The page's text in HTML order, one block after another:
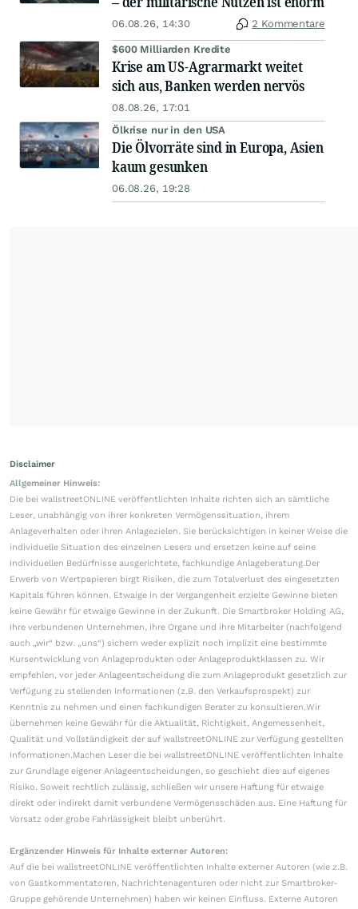
06.08.26, 14:30 2 Kommentare
$600 Milliarden Kredite
Krise am US-Agrarmarkt weitet
sich aus, Banken werden nervös
08.08.26, 17:01
Ölkrise nur in den USA
Die Ölvorräte sind in Europa, Asien
kaum gesunken
06.08.26, 19:28
Disclaimer
Allgemeiner Hinweis:
Die bei wallstreetONLINE veröffentlichten Inhalte richten sich an sämtliche
Leser, unabhängig von ihrer konkreten Vermögenssituation, ihrem
Anlageverhalten oder ihren Anlagezielen. Sie berücksichtigen in keiner Weise die
individuelle Situation des einzelnen Lesers und ersetzen keine auf seine
individuellen Bedürfnisse ausgerichtete, fachkundige Anlageberatung.Der
Erwerb von Wertpapieren birgt Risiken, die zum Totalverlust des eingesetzten
Kapitals führen können. Etwaige in der Vergangenheit erzielte Gewinne bieten
keine Gewähr für etwaige Gewinne in der Zukunft. Die Smartbroker Holding AG,
ihre verbundenen Unternehmen, ihre Organe und ihre Mitarbeiter (nachfolgend
auch „wir“ bzw. „uns“) sichern weder explizit noch implizit eine bestimmte
Kursentwicklung von Anlageprodukten oder Anlageproduktklassen zu. Wir
empfehlen, vor jeder Anlageentscheidung die zum Anlageprodukt gesetzlich zur
Verfügung zu stellenden Informationen (z.B. den Verkaufsprospekt) zur
Kenntnis zu nehmen und einen fachkundigen Berater zu konsultieren.Wir
übernehmen keine Gewähr für die Aktualität, Richtigkeit, Angemessenheit,
Qualität und Vollständigkeit der auf wallstreetONLINE zur Verfügung gestellten
Informationen.Machen Leser die bei wallstreetONLINE veröffentlichten Inhalte
zur Grundlage eigener Anlageentscheidungen, so geschieht dies auf eigenes
Risiko. Soweit rechtlich zulässig, schließen wir unsere Haftung für etwaige
direkt oder indirekt damit verbundene Vermögensschäden aus. Eine Haftung für
Vorsatz oder grobe Fahrlässigkeit bleibt unberührt.
Ergänzender Hinweis für Inhalte externer Autoren:
Auf die bei wallstreetONLINE veröffentlichten Inhalte externer Autoren (wie z.B.
von Gastkommentatoren, Nachrichtenagenturen oder nicht zur Smartbroker-
Gruppe gehörende Unternehmen) haben wir keinen Einfluss. Externe Autoren